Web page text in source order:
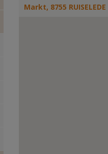
Markt, 8755 RUISELEDE